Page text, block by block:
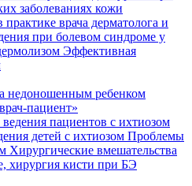
заболеваниях кожи
врача дерматолога и
при болевом синдроме у
Эффективная
недоношенным ребенком
пациент»
пациентов с ихтиозом
детей с ихтиозом Проблемы
Хирургические вмешательства
хирургия кисти при БЭ